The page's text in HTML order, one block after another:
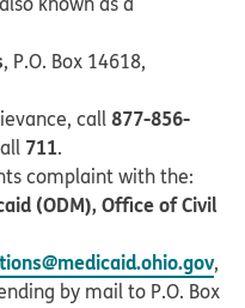
, P.O. Box 14618,
call877-856-
711.
complaint with the:
(ODM), Office of Civil
,
by mail to P.O. Box